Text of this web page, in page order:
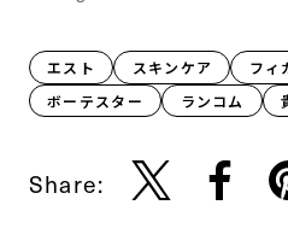
エスト スキンケア
フィ
ボーテスター
ランコム
Share: